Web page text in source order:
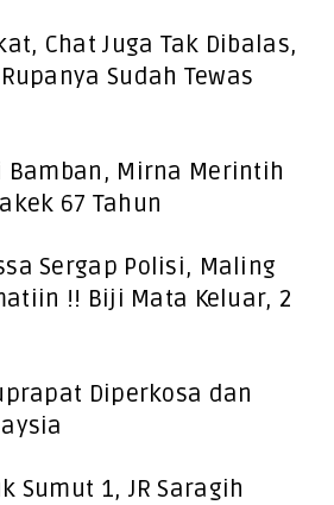
Chat Juga Tak Dibalas,
Sudah Tewas
Bamban, Mirna Merintih
67 Tahun
Sergap Polisi, Maling
!! Biji Mata Keluar, 2
Diperkosa dan
Sumut 1, JR Saragih